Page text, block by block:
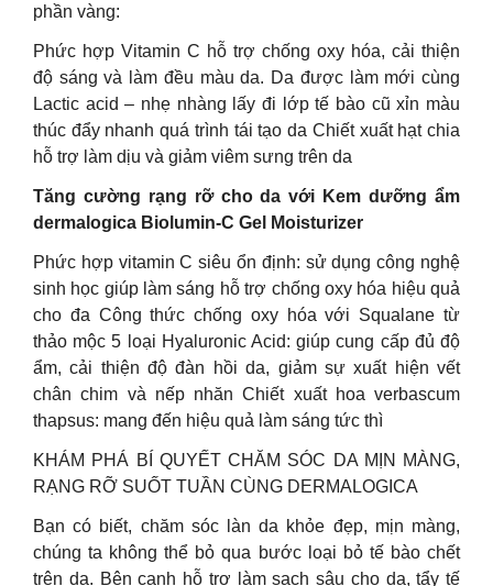
phần vàng:
Phức hợp Vitamin C hỗ trợ chống oxy hóa, cải thiện
độ sáng và làm đều màu da. Da được làm mới cùng
Lactic acid – nhẹ nhàng lấy đi lớp tế bào cũ xỉn màu
thúc đẩy nhanh quá trình tái tạo da Chiết xuất hạt chia
hỗ trợ làm dịu và giảm viêm sưng trên da
Tăng cường rạng rỡ cho da với Kem dưỡng ẩm
dermalogica Biolumin-C Gel Moisturizer
Phức hợp vitamin C siêu ổn định: sử dụng công nghệ
sinh học giúp làm sáng hỗ trợ chống oxy hóa hiệu quả
cho đa Công thức chống oxy hóa với Squalane từ
thảo mộc 5 loại Hyaluronic Acid: giúp cung cấp đủ độ
ẩm, cải thiện độ đàn hồi da, giảm sự xuất hiện vết
chân chim và nếp nhăn Chiết xuất hoa verbascum
thapsus: mang đến hiệu quả làm sáng tức thì
KHÁM PHÁ BÍ QUYẾT CHĂM SÓC DA MỊN MÀNG,
RẠNG RỠ SUỐT TUẦN CÙNG DERMALOGICA
Bạn có biết, chăm sóc làn da khỏe đẹp, mịn màng,
chúng ta không thể bỏ qua bước loại bỏ tế bào chết
trên da. Bên cạnh hỗ trợ làm sạch sâu cho da, tẩy tế